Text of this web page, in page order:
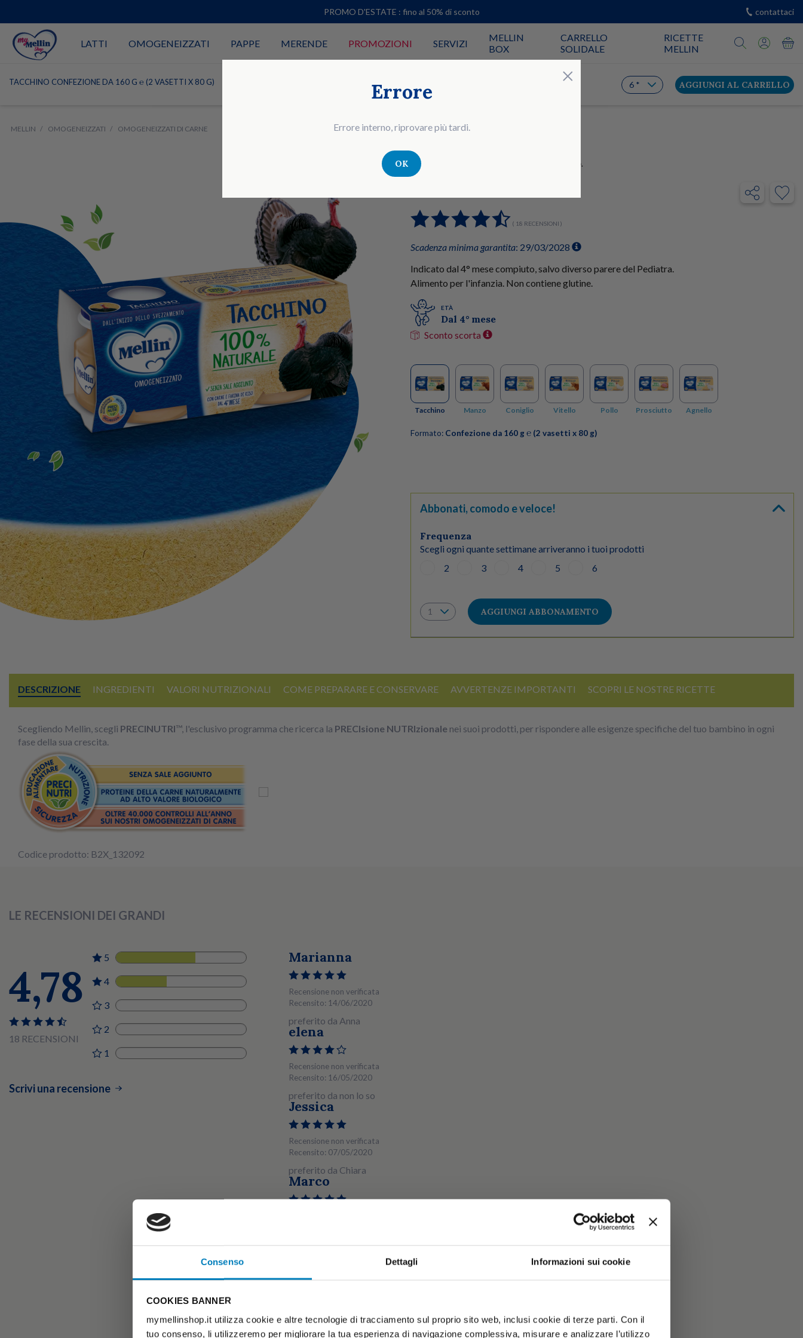
Consenso Dettagli Informazioni sui cookie
COOKIES BANNER
mymellinshop.it utilizza cookie e altre tecnologie di tracciamento sul proprio sito web, inclusi cookie di terze parti. Con il
tuo consenso, li utilizzeremo per migliorare la tua esperienza di navigazione complessiva, misurare e analizzare l’utilizzo
TACCHINO CONFEZIONE DA 160 G ℮ (2 VASETTI X 80 G) AGGIUNGI AL CARRELLO
MELLIN OMOGENEIZZATI OMOGENEIZZATI DI CARNE
OMOGENEIZZATO CON CARNE E FARINA DI RISO.
( 18 RECENSIONI )
Scadenza minima garantita: 29/03/2028
Indicato dal 4° mese compiuto, salvo diverso parere del Pediatra.
Alimento per l'infanzia. Non contiene glutine.
ETÀ
Dal 4° mese
Sconto scorta
Tacchino Manzo Coniglio Vitello Pollo Prosciutto Agnello
Formato: Confezione da 160 g ℮ (2 vasetti x 80 g)
Abbonati, comodo e veloce!
Frequenza
Scegli ogni quante settimane arriveranno i tuoi prodotti
2
3 4 5 6
AGGIUNGI ABBONAMENTO
DESCRIZIONE INGREDIENTI VALORI NUTRIZIONALI COME PREPARARE E CONSERVARE AVVERTENZE IMPORTANTI SCOPRI LE NOSTRE RICETTE
Scegliendo Mellin, scegli PRECINUTRI™, l'esclusivo programma che ricerca la PRECIsione NUTRIzionale nei suoi prodotti, per rispondere alle esigenze specifiche del tuo bambino in ogni
fase della sua crescita.
Codice prodotto: B2X_132092
LE RECENSIONI DEI GRANDI
4,78
18 RECENSIONI
5
4
3 0
2 0
1 0
Scrivi una recensione
Marianna
Recensione non verificata
Recensito: 14/06/2020
preferito da Anna
elena
Recensione non verificata
Recensito: 16/05/2020
preferito da non lo so
Jessica
Recensione non verificata
Recensito: 07/05/2020
preferito da Chiara
Marco
preferito da Ilaria
preferito da Manuel
Pamela
× Chiudi
Errore
Errore interno, riprovare più tardi.
OK
PROMO D'ESTATE : fino al 50% di sconto contattaci
LATTI OMOGENEIZZATI PAPPE MERENDE PROMOZIONI SERVIZI
MELLIN
BOX
CARRELLO
SOLIDALE
RICETTE
MELLIN